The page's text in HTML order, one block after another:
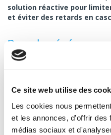
Ce site web utilise des
Les cookies nous
et les annonces, d'offrir des
médias sociaux et
solution réactive pour
et éviter des retards en
Pour les
et salons
logistique irréprochable. Le
maîtrisés. La livraison express
matériel dans les délais, avec
pour éviter tout problème